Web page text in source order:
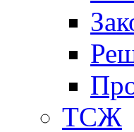
ТСЖ